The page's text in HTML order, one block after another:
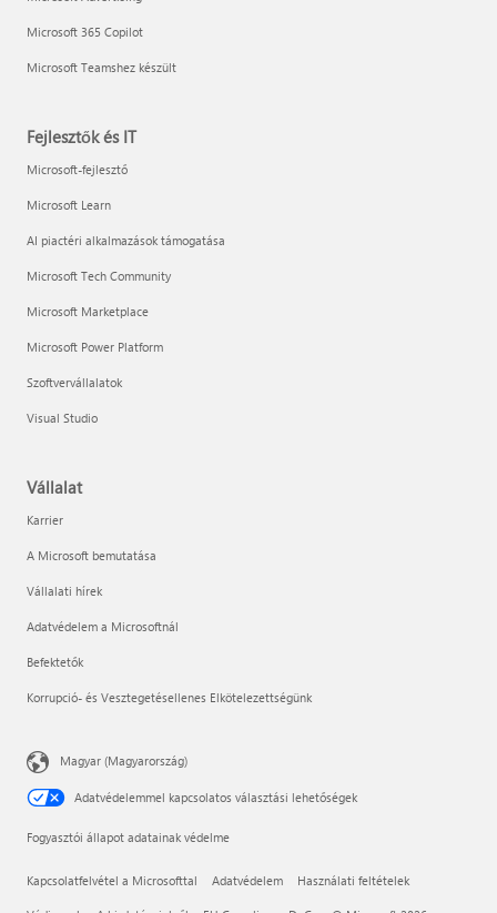
Microsoft 365 Copilot
Microsoft Teamshez készült
Fejlesztők és IT
Microsoft-fejlesztő
Microsoft Learn
AI piactéri alkalmazások támogatása
Microsoft Tech Community
Microsoft Marketplace
Microsoft Power Platform
Szoftvervállalatok
Visual Studio
Vállalat
Karrier
A Microsoft bemutatása
Vállalati hírek
Adatvédelem a Microsoftnál
Befektetők
Korrupció- és Vesztegetésellenes Elkötelezettségünk
Magyar (Magyarország)
Adatvédelemmel kapcsolatos választási lehetőségek
Fogyasztói állapot adatainak védelme
Kapcsolatfelvétel a Microsofttal Adatvédelem Használati feltételek